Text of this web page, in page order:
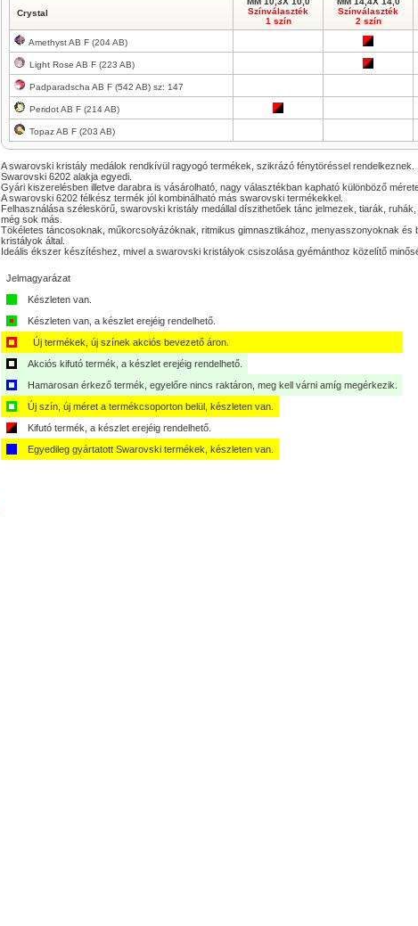
Kép nagyítása
Kép nagyítása
Kép nagyítása
Kép nagyítása
Crystal
Színválaszték
1 szín
Színválaszték
2 szín
Amethyst AB F (204 AB)
Light Rose AB F (223 AB)
Padparadscha AB F (542 AB) sz: 147
Peridot AB F (214 AB)
Topaz AB F (203 AB)
A swarovski kristály medálok rendkívül ragyogó termékek, szikrázó fénytöréssel rendelkeznek.
Swarovski 6202 alakja egyedi.
Gyári kiszerelésben illetve darabra is vásárolható, nagy választékban kapható különböző
A swarovski 6202 félkész termék jól kombinálható más swarovski termékekkel.
Felhasználása széleskörű, swarovski kristály medállal díszithetőek tánc jelmezek, tiarák,
még sok más.
Tökéletes táncosoknak, műkorcsolyázóknak, ritmikus gimnasztikához, menyasszonyoknak
kristályok által.
Ideális ékszer készítéshez, mivel a swarovski kristályok csiszolása gyémánthoz közelítő
Jelmagyarázat
Készleten van.
Készleten van, a készlet erejéig rendelhető.
Új termékek, új színek akciós bevezető áron.
Akciós kifutó termék, a készlet erejéig rendelhető.
Hamarosan érkező termék, egyelőre nincs raktáron, meg kell várni amíg megérkezik.
Új szín, új méret a termékcsoporton belül, készleten van.
Kifutó termék, a készlet erejéig rendelhető.
Egyedileg gyártatott Swarovski termékek, készleten van.